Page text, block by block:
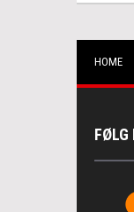
HOME
FØLG